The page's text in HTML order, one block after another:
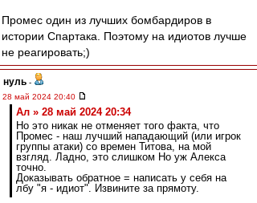
Промес один из лучших бомбардиров в
истории Спартака. Поэтому на идиотов лучше
не реагировать;)
нуль -
28 май 2024 20:40
Ал » 28 май 2024 20:34
Но это никак не отменяет того факта, что
Промес - наш лучший нападающий (или игрок
группы атаки) со времен Титова, на мой
взгляд. Ладно, это слишком Но уж Алекса
точно.
Доказывать обратное = написать у себя на
лбу "я - идиот". Извините за прямоту.